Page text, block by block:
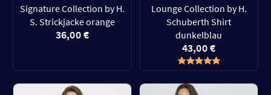
Signature Collection by H.
S. Strickjacke orange
36,00 €
Lounge Collection by H.
Schuberth Shirt
dunkelblau
43,00 €